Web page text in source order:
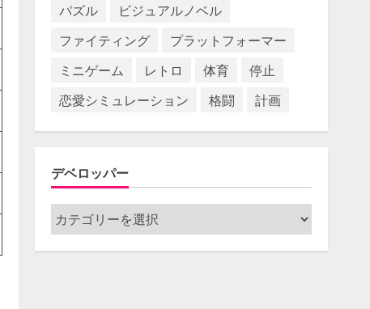
パズル
ビジュアルノベル
ファイティング
プラットフォーマー
ミニゲーム
レトロ 体育
停止
恋愛シミュレーション
格闘 計画
デベロッパー
デ
ベ